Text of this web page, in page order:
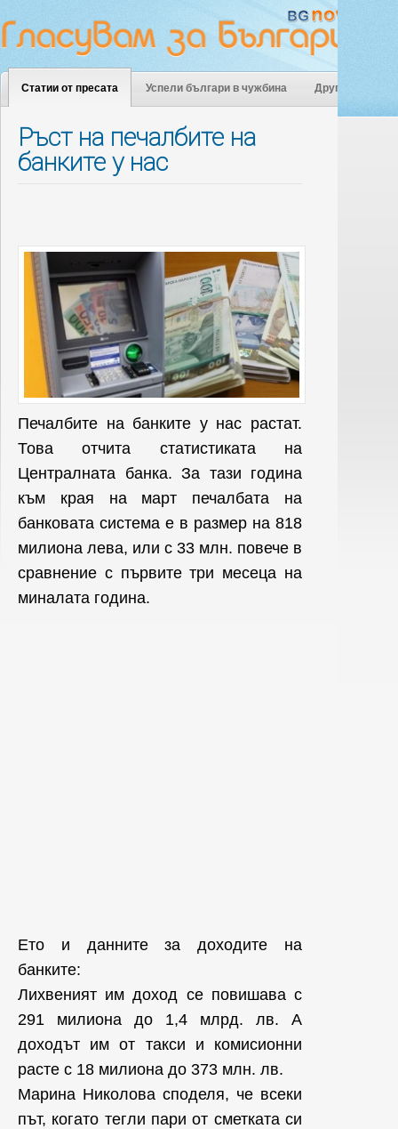
Статии от пресата Успели българи в чужбина Други
Ръст на печалбите на
банките у нас
Печалбите на банките у нас растат.
Това отчита статистиката на
Централната банка. За тази година
към края на март печалбата на
банковата система е в размер на 818
милиона лева, или с 33 млн. повече в
сравнение с първите три месеца на
миналата година.
Ето и данните за доходите на
банките:
Лихвеният им доход се повишава с
291 милиона до 1,4 млрд. лв. А
доходът им от такси и комисионни
расте с 18 милиона до 373 млн. лв.
Марина Николова споделя, че всеки
път, когато тегли пари от сметката си